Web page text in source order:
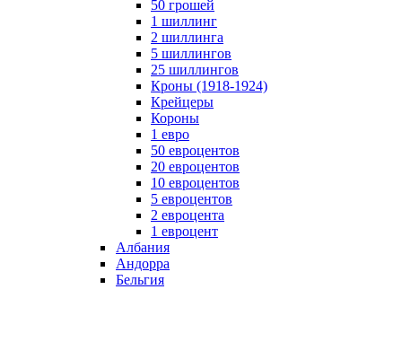
50 грошей
1 шиллинг
2 шиллинга
5 шиллингов
25 шиллингов
Кроны (1918-1924)
Крейцеры
Короны
1 евро
50 евроцентов
20 евроцентов
10 евроцентов
5 евроцентов
2 евроцента
1 евроцент
Албания
Андорра
Бельгия